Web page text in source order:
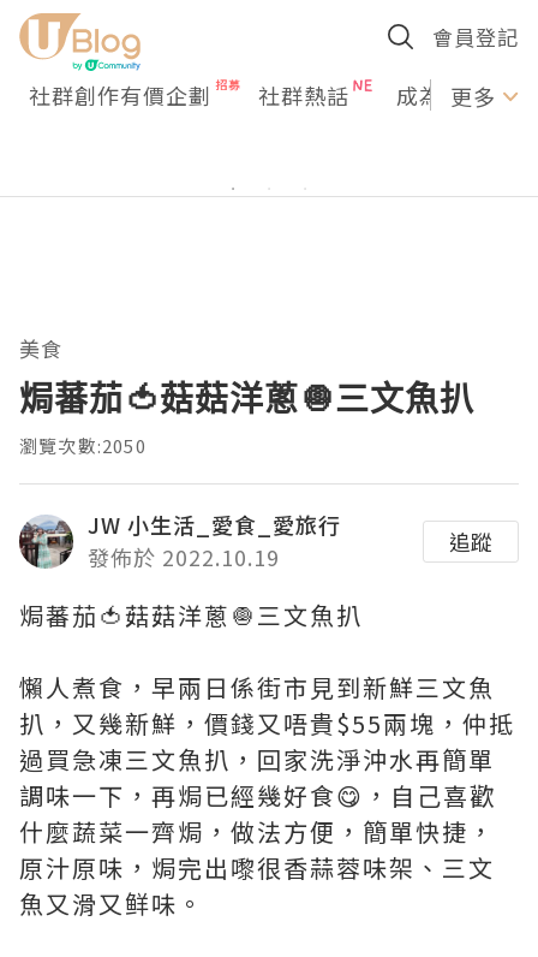
會員登記
社群創作有價企劃 社群熱話 成為U更多
美食
焗蕃茄🍅菇菇洋蔥🧅三文魚扒
瀏覽次數:2050
JW 小生活_愛食_愛旅行
發佈於 2022.10.19
追蹤
焗蕃茄🍅菇菇洋蔥🧅三文魚扒
懶人煮食，早兩日係街市見到新鮮三文魚
扒，又幾新鮮，價錢又唔貴$55兩塊，仲抵
過買急凍三文魚扒，回家洗淨沖水再簡單
調味一下，再焗已經幾好食😋，自己喜歡
什麼蔬菜一齊焗，做法方便，簡單快捷，
原汁原味，焗完出嚟很香蒜蓉味架、三文
魚又滑又鲜味。